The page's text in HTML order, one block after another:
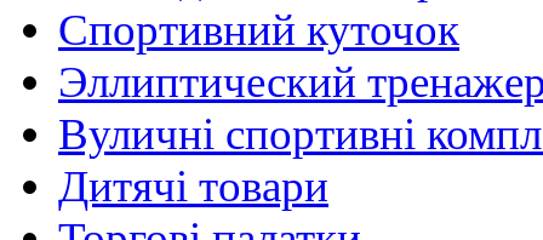
Спортивний куточок
Эллиптический
Вуличні спортивні
Дитячі товари